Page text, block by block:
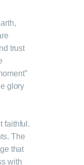
trust
glory
faithful.
The
that
with